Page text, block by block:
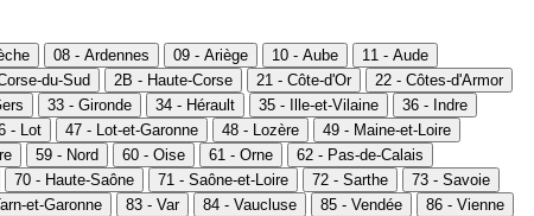
08 - Ardennes 09 - Ariège 10 - Aube
11 - Aude
du-Sud 2B - Haute-Corse 21 - Côte-d'Or
22 - Côtes-d'Armor
33 - Gironde 34 - Hérault 35 - Ille-et-Vilaine
36 - Indre
- Lot 47 - Lot-et-Garonne 48 - Lozère
49 - Maine-et-Loire
59 - Nord 60 - Oise 61 - Orne
62 - Pas-de-Calais
70 - Haute-Saône 71 - Saône-et-Loire 72 - Sarthe
73 - Savoie
et-Garonne 83 - Var 84 - Vaucluse 85 - Vendée
86 - Vienne